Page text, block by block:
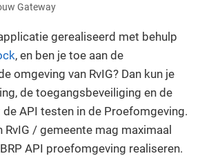
Gateway
gerealiseerd met behulp
, en ben je toe aan de
omgeving van RvIG? Dan kun je
de toegangsbeveiliging en de
API testen in de Proefomgeving.
RvIG / gemeente mag maximaal
API proefomgeving realiseren.